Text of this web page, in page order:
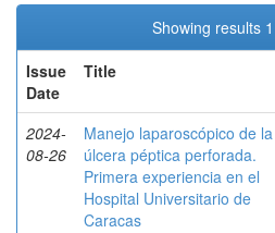
Showing results
Issue
Date
Title
2024-
08-26
Manejo laparoscópico de la
úlcera péptica perforada.
Primera experiencia en el
Hospital Universitario de
Caracas